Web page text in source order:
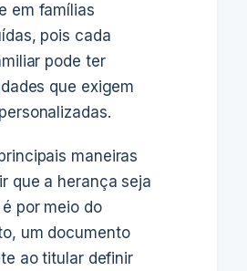
em famílias
pois cada
pode ter
que exigem
maneiras
que a herança seja
por meio do
um documento
ao titular definir